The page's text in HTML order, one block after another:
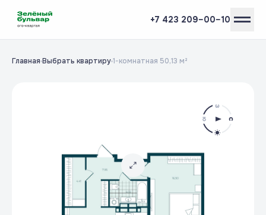
+7 423 209–00–10
Главная Выбрать квартиру1-комнатная 50,13 м²